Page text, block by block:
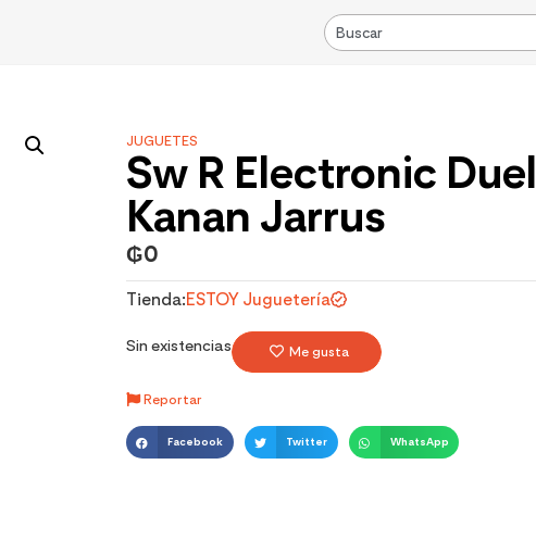
JUGUETES
Sw R Electronic Duel
Kanan Jarrus
₲0
Tienda:ESTOY Juguetería
Sin existencias Me gusta
Reportar
Facebook Twitter WhatsApp